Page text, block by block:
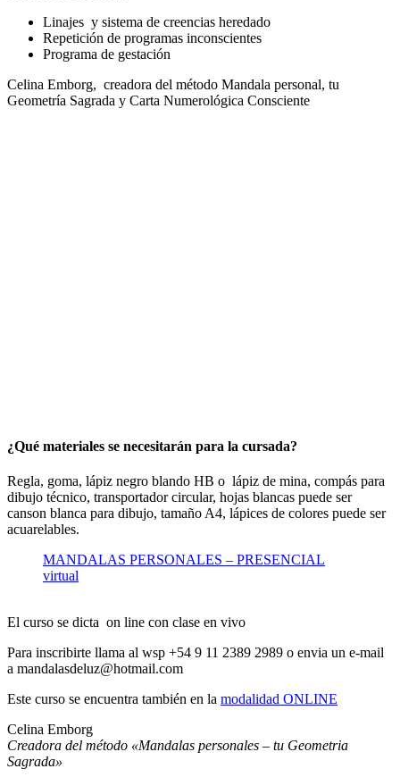
Linajes y sistema de creencias heredado
Repetición de programas inconscientes
Programa de gestación
Celina Emborg, creadora del método Mandala personal, tu
Geometría Sagrada y Carta Numerológica Consciente
¿Qué materiales se necesitarán para la cursada?
Regla, goma, lápiz negro blando HB o lápiz de mina, compás para
dibujo técnico, transportador circular, hojas blancas puede ser
canson blanca para dibujo, tamaño A4, lápices de colores puede ser
acuarelables.
MANDALAS PERSONALES – PRESENCIAL
virtual
El curso se dicta on line con clase en vivo
Para inscribirte llama al wsp +54 9 11 2389 2989 o envia un e-mail
a mandalasdeluz@hotmail.com
Este curso se encuentra también en la modalidad ONLINE
Celina Emborg
Creadora del método «Mandalas personales – tu Geometria
Sagrada»